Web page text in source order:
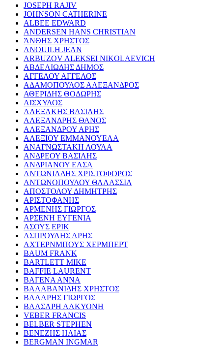
JOSEPH RAJIV
JOHNSON CATHERINE
ALBEE EDWARD
ANDERSEN HANS CHRISTIAN
ΆΝΘΗΣ ΧΡΗΣΤΟΣ
ANOUILH JEAN
ARBUZOV ALEKSEI NIKOLAEVICH
ΑΒΔΕΛΙΩΔΗΣ ΔΗΜΟΣ
ΑΓΓΕΛΟΥ ΑΓΓΕΛΟΣ
ΑΔΑΜΟΠΟΥΛΟΣ ΑΛΕΞΑΝΔΡΟΣ
ΑΘΕΡΙΔΗΣ ΘΟΔΩΡΗΣ
ΑΙΣΧΥΛΟΣ
ΑΛΕΞΑΚΗΣ ΒΑΣΙΛΗΣ
ΑΛΕΞΑΝΔΡΗΣ ΘΑΝΟΣ
ΑΛΕΞΑΝΔΡΟΥ ΑΡΗΣ
ΑΛΕΞΙΟΥ ΕΜΜΑΝΟΥΕΛΑ
ΑΝΑΓΝΩΣΤΑΚΗ ΛΟΥΛΑ
ΑΝΔΡΕΟΥ ΒΑΣΙΛΗΣ
ΑΝΔΡΙΑΝΟΥ ΕΛΣΑ
ΑΝΤΩΝΙΑΔΗΣ ΧΡΙΣΤΟΦΟΡΟΣ
ΑΝΤΩΝΟΠΟΥΛΟΥ ΘΑΛΑΣΣΙΑ
ΑΠΟΣΤΟΛΟΥ ΔΗΜΗΤΡΗΣ
ΑΡΙΣΤΟΦΑΝΗΣ
ΑΡΜΕΝΗΣ ΓΙΩΡΓΟΣ
ΑΡΣΕΝΗ ΕΥΓΕΝΙΑ
ΑΣΟΥΣ ΕΡΙΚ
ΑΣΠΡΟΥΛΗΣ ΑΡΗΣ
ΑΧΤΕΡΝΜΠΟΥΣ ΧΕΡΜΠΕΡΤ
BAUM FRANK
BARTLETT MIKE
BAFFIE LAURENT
ΒΑΓΕΝΑ ΑΝΝΑ
ΒΑΛΑΒΑΝΙΔΗΣ ΧΡΗΣΤΟΣ
ΒΑΛΑΡΗΣ ΓΙΩΡΓΟΣ
ΒΑΛΣΑΡΗ ΑΛΚΥΟΝΗ
VEBER FRANCIS
BELBER STEPHEN
ΒΕΝΕΖΗΣ ΗΛΙΑΣ
BERGMAN INGMAR